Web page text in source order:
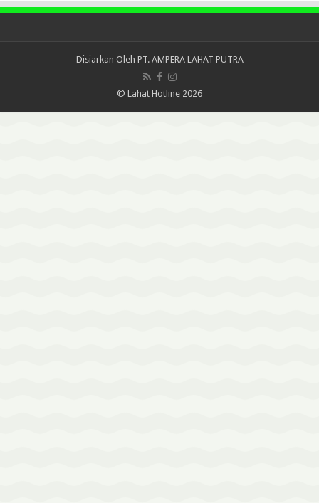
Disiarkan Oleh PT. AMPERA LAHAT PUTRA
© Lahat Hotline 2026